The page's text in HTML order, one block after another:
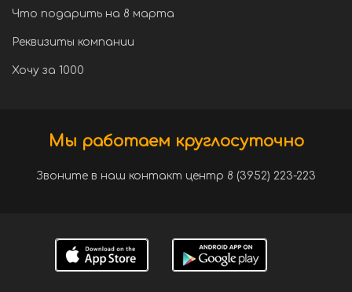
Что подарить на 8 марта
Реквизиты компании
Хочу за 1000
Мы работаем круглосуточно
Звоните в наш контакт центр 8 (3952) 223-223